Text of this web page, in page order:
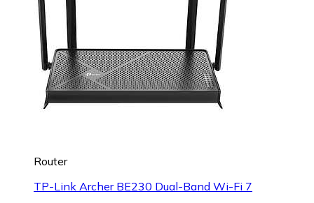
Router
TP-Link Archer BE230 Dual-Band Wi-Fi 7